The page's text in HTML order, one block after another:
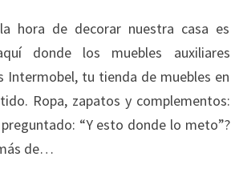
hora de decorar nuestra casa es
donde los muebles auxiliares
Intermobel, tu tienda de muebles en
Ropa, zapatos y complementos:
“Y esto donde lo meto”?
de…